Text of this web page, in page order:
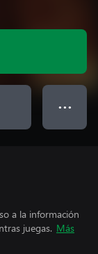
● ● ●
a la información
juegas. Más